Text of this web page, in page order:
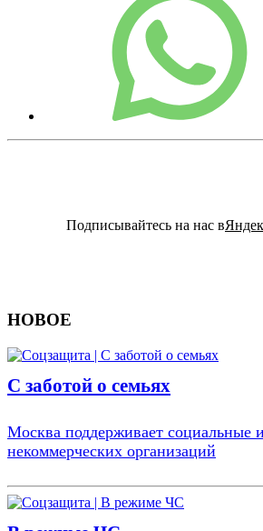
Подписывайтесь на нас в
НОВОЕ
С заботой о семьях
Москва поддерживает социальные
некоммерческих организаций